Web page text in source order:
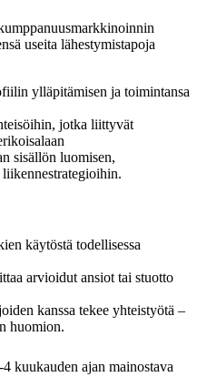
useita lähestymistapoja
ylläpitämisen ja toimintansa
jotka liittyvät
sisällön luomisen,
käytöstä todellisessa
arvioidut ansiot tai stuotto
kanssa tekee yhteistyötä –
huomion.
kuukauden ajan mainostava